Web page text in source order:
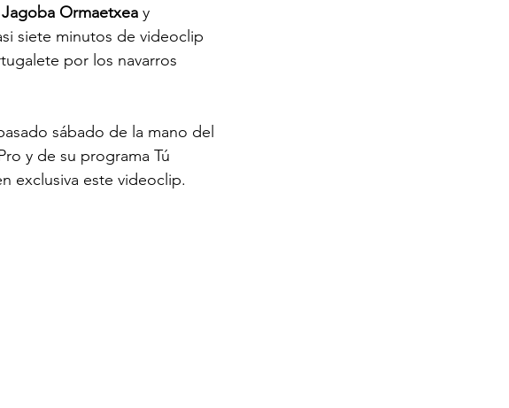
Jagoba Ormaetxea y
siete minutos de videoclip
por los navarros
sábado de la mano del
y de su programa Tú
exclusiva este videoclip.